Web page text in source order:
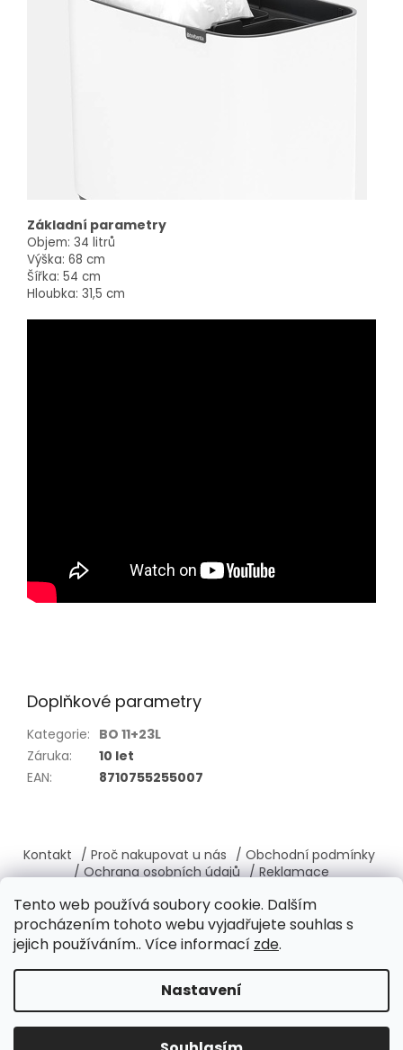
Tento web používá soubory cookie. Dalším
procházením tohoto webu vyjadřujete souhlas s
jejich používáním.. Více informací zde.
Nastavení
Základní parametry
Objem: 34 litrů
Výška: 68 cm
Šířka: 54 cm
Hloubka: 31,5 cm
Doplňkové parametry
Kategorie: BO 11+23L
Záruka:
10 let
EAN: 8710755255007
p
a
Kontakt / Proč nakupovat u nás / Obchodní podmínky
/ Ochrana osobních údajů / Reklamace
Copyright 2026Brabantia-shop.cz. Všechna práva